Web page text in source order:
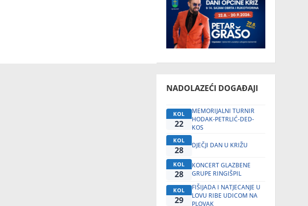
NADOLAZEĆI DOGAĐAJI
KOL
22
MEMORIJALNI TURNIR
HODAK-PETRLIĆ-DED-
KOS
KOL
28 DJEČJI DAN U KRIŽU
KOL
28
KONCERT GLAZBENE
GRUPE RINGIŠPIL
KOL
29
FIŠIJADA I NATJECANJE U
LOVU RIBE UDICOM NA
PLOVAK